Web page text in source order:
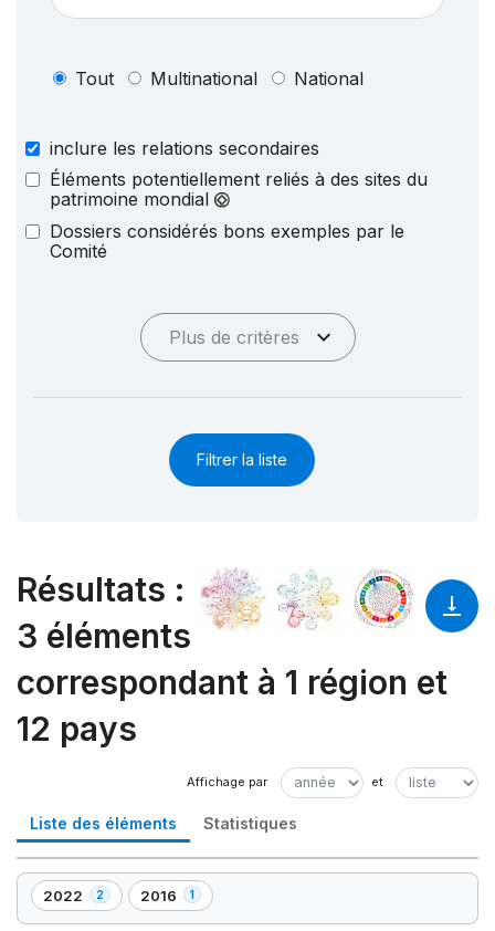
Tout Multinational National
inclure les relations secondaires
Éléments potentiellement reliés à des sites du
patrimoine mondial
Dossiers considérés bons exemples par le
Comité
Plus de critères
Filtrer la liste
Résultats :
3 éléments
correspondant à 1 région et
12 pays
Liste des éléments Statistiques
2022 2
,
2
2016 1
,
1